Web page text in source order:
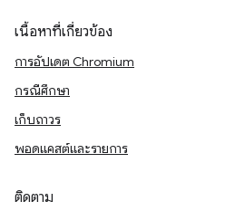
เนื้อหาที่เกี่ยวข้อง
การอัปเดต Chromium
กรณีศึกษา
เก็บถาวร
พอดแคสต์และรายการ
ติดตาม